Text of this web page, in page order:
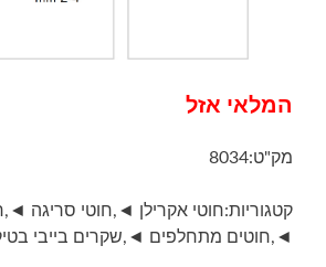
המלאי אזל
מק"ט:8034
קטגוריות:חוטי אקרילן ◄ ,חוטי סריגה ◄ ,
◄
,חוטים מתחלפים ◄ ,שקרים בייבי